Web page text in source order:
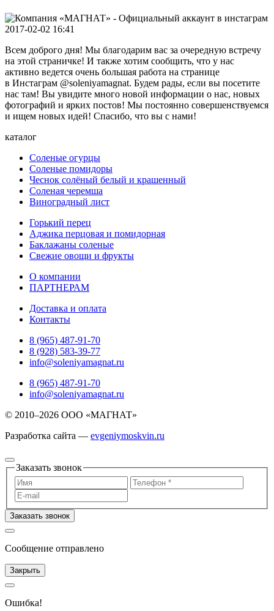
2017-02-02 16:41
Всем доброго дня! Мы благодарим вас за очередную встречу
на этой страничке! И также хотим сообщить, что у нас
активно ведется очень большая работа на странице
в Инстаграм @soleniyamagnat. Будем рады, если вы посетите
нас там! Вы увидите много новой информации о нас, новых
фотографий и ярких постов! Мы постоянно совершенствуемся
и ищем новых идей! Спасибо, что вы с нами!
каталог
Соленые огурцы
Соленые помидоры
Чеснок солёный белый и крашенный
Соленая черемша
Виноградный лист
Горький перец
Аджика перцовая и помидорная
Баклажаны соленые
Свежие овощи и фрукты
О компании
ПАРТНЕРАМ
Доставка и оплата
Контакты
8 (965) 487-91-70
8 (928) 583-39-77
info@soleniyamagnat.ru
8 (965) 487-91-70
info@soleniyamagnat.ru
© 2010–2026 ООО «МАГНАТ»
Разработка сайта — evgeniymoskvin.ru
Заказать звонок
Заказать звонок
Сообщение отправлено
Закрыть
Ошибка!